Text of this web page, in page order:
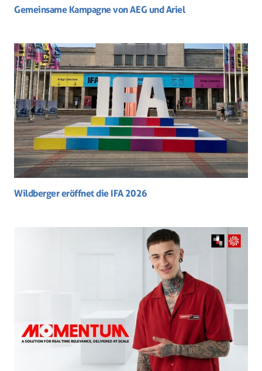
Gemeinsame Kampagne von AEG und Ariel
Wildberger eröffnet die IFA 2026